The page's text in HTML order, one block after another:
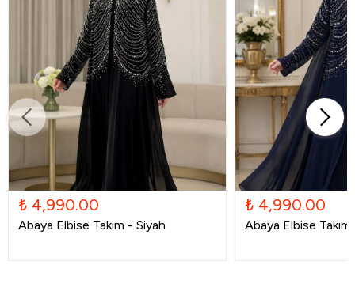
₺ 4,990.00
Abaya Elbise Takım - Siyah
₺ 4,990.00
Abaya Elbise